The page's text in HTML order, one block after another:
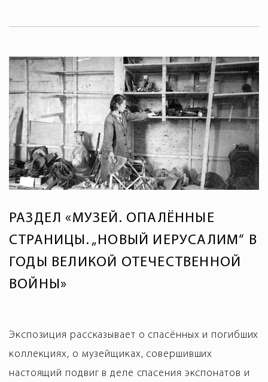
РАЗДЕЛ «МУЗЕЙ. ОПАЛЁННЫЕ
СТРАНИЦЫ. „НОВЫЙ ИЕРУСАЛИМ“ В
ГОДЫ ВЕЛИКОЙ ОТЕЧЕСТВЕННОЙ
ВОЙНЫ»
Экспозиция рассказывает о спасённых и погибших
коллекциях, о музейщиках, совершивших
настоящий подвиг в деле спасения экспонатов и